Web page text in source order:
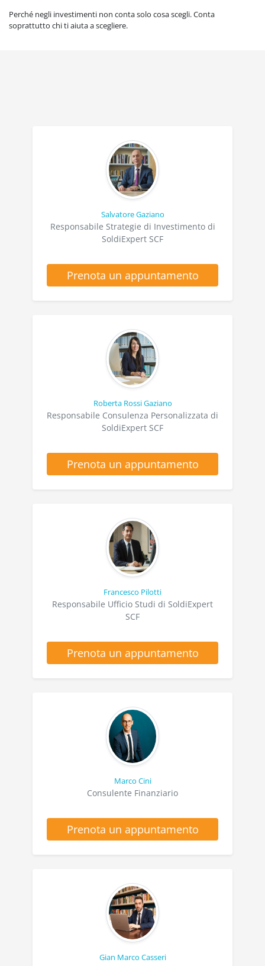
Perché negli investimenti non conta solo cosa scegli. Conta
soprattutto chi ti aiuta a scegliere.
Salvatore Gaziano
Responsabile Strategie di Investimento di
SoldiExpert SCF
Prenota un appuntamento
Roberta Rossi Gaziano
Responsabile Consulenza Personalizzata di
SoldiExpert SCF
Prenota un appuntamento
Francesco Pilotti
Responsabile Ufficio Studi di SoldiExpert
SCF
Prenota un appuntamento
Marco Cini
Consulente Finanziario
Prenota un appuntamento
Gian Marco Casseri